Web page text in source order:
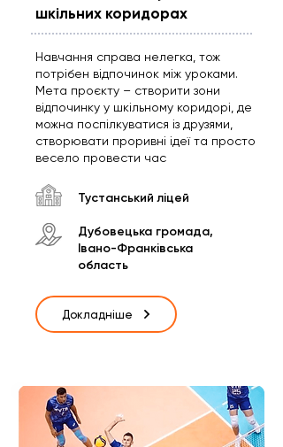
шкільних коридорах
Навчання справа нелегка, тож
потрібен відпочинок між уроками.
Мета проєкту – створити зони
відпочинку у шкільному коридорі, де
можна поспілкуватися із друзями,
створювати проривні ідеї та просто
весело провести час
Тустанський ліцей
Дубовецька громада,
Івано-Франківська
область
Докладніше